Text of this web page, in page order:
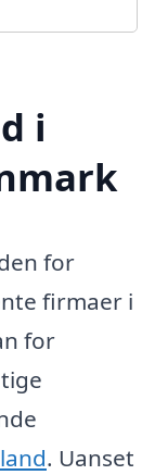
i
for
firmaer i
for
. Uanset